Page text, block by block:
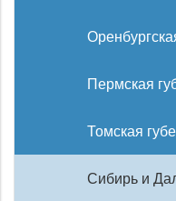
Пермская
Томская
Сибирь и